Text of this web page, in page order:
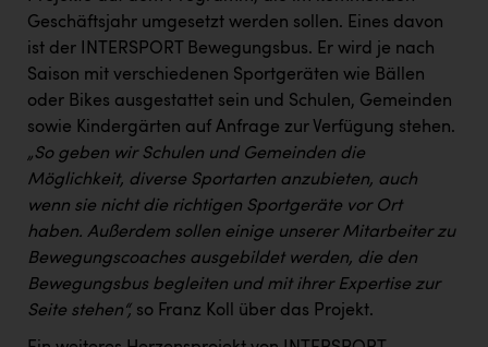
Geschäftsjahr umgesetzt werden sollen. Eines davon
ist der INTERSPORT Bewegungsbus. Er wird je nach
Saison mit verschiedenen Sportgeräten wie Bällen
oder Bikes ausgestattet sein und Schulen, Gemeinden
sowie Kindergärten auf Anfrage zur Verfügung stehen.
„So geben wir Schulen und Gemeinden die
Möglichkeit, diverse Sportarten anzubieten, auch
wenn sie nicht die richtigen Sportgeräte vor Ort
haben. Außerdem sollen einige unserer Mitarbeiter zu
Bewegungscoaches ausgebildet werden, die den
Bewegungsbus begleiten und mit ihrer Expertise zur
Seite stehen“, so Franz Koll über das Projekt.